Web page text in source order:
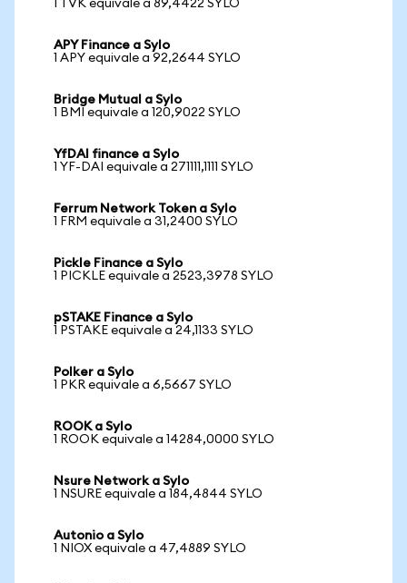
1 TVK equivale a 89,4422 SYLO
APY Finance a Sylo
1 APY equivale a 92,2644 SYLO
Bridge Mutual a Sylo
1 BMI equivale a 120,9022 SYLO
YfDAI finance a Sylo
1 YF-DAI equivale a 271111,1111 SYLO
Ferrum Network Token a Sylo
1 FRM equivale a 31,2400 SYLO
Pickle Finance a Sylo
1 PICKLE equivale a 2523,3978 SYLO
pSTAKE Finance a Sylo
1 PSTAKE equivale a 24,1133 SYLO
Polker a Sylo
1 PKR equivale a 6,5667 SYLO
ROOK a Sylo
1 ROOK equivale a 14284,0000 SYLO
Nsure Network a Sylo
1 NSURE equivale a 184,4844 SYLO
Autonio a Sylo
1 NIOX equivale a 47,4889 SYLO